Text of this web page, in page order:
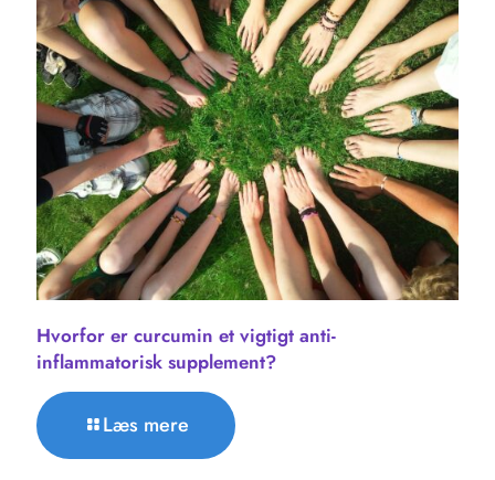
Hvorfor er curcumin et vigtigt anti-
inflammatorisk supplement?
Læs mere